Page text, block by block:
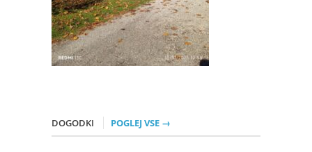
DOGODKI POGLEJ VSE →